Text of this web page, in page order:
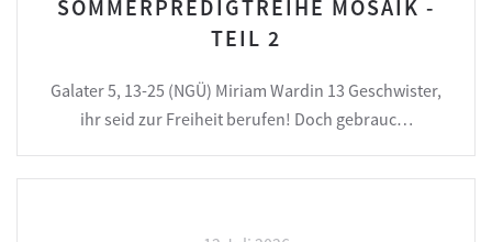
SOMMERPREDIGTREIHE MOSAIK -
TEIL 2
Galater 5, 13-25 (NGÜ) Miriam Wardin 13 Geschwister,
ihr seid zur Freiheit berufen! Doch gebrauc…